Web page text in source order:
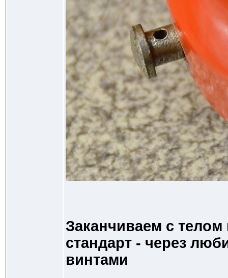
Заканчиваем с
стандарт - через
винтами